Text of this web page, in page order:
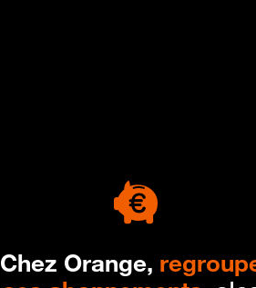
Chez Orange,